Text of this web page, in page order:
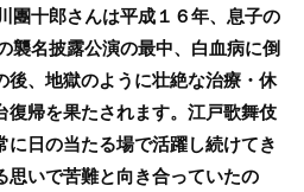
團十郎さんは平成１６年、息子の
襲名披露公演の最中、白血病に倒
後、地獄のように壮絶な治療・休
復帰を果たされます。江戸歌舞伎
日の当たる場で活躍し続けてき
思いで苦難と向き合っていたの